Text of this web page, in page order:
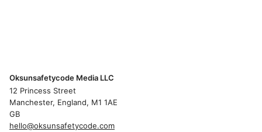
Oksunsafetycode Media LLC
12 Princess Street
Manchester, England, M1 1AE
GB
hello@oksunsafetycode.com